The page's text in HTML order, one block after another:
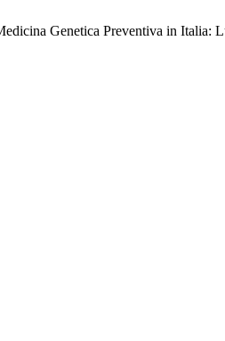
Genetica Preventiva in Italia: